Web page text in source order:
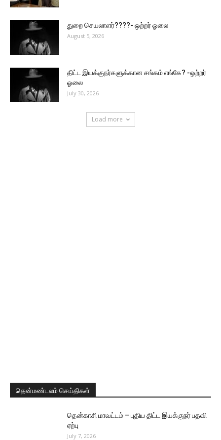
துறை செயலாளர்????- ஒற்றர் ஓலை
August 5, 2026
திட்ட இயக்குநர்களுக்கான சங்கம் எங்கே? -ஒற்றர்
ஓலை
July 30, 2026
Load more
தென்மண்டலம் செய்திகள்
தென்காசி மாவட்டம் – புதிய திட்ட இயக்குநர் பதவி
ஏற்பு
July 7, 2026